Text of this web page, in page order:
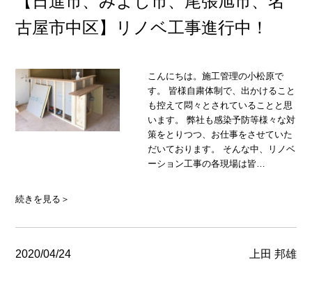
古屋市中区】リノベ工事進行中！
こんにちは。施工管理の小松原で
す。 皆様自粛体制で、出かけること
も控えて悶々とされていることと思
います。 弊社も感染予防等様々な対
策をとりつつ、お仕事をさせていた
だいております。 そんな中、リノベ
ーション工事の各現場は皆…
続きを見る＞
2020/04/24 上田 邦雄